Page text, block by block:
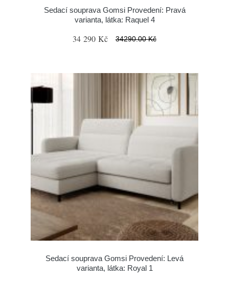
Sedací souprava Gomsi Provedení: Pravá
varianta, látka: Raquel 4
34 290 Kč 34290.00 Kč
Sedací souprava Gomsi Provedení: Levá
varianta, látka: Royal 1